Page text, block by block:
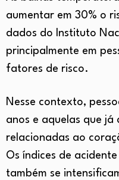
aumentar em 30% o
dados do Instituto
principalmente em
fatores de risco.
Nesse contexto,
anos e aquelas que já
relacionadas ao
Os índices de
também se